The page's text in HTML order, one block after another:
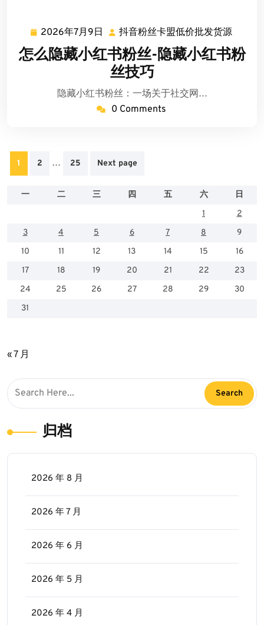
2026年7月9日
2026
年
7
月
9
日
抖音粉丝卡盟低价批发货源
音
粉
源
怎么隐藏小红书粉丝-隐藏小红书粉
丝技巧
隐藏小红书粉丝：一场关于社交网…
0 Comments
文
章
分
1 2 … 25 Next page
一 二 三 四 五 六
日
1
2
3
4 5 6 7 8
9
10
11 12 13 14 15
16
17
18 19 20 21 22
23
24
25 26 27 28 29
30
31
« 7 月
归档
2026 年 8 月
2026 年 7 月
2026 年 6 月
2026 年 5 月
2026 年 4 月